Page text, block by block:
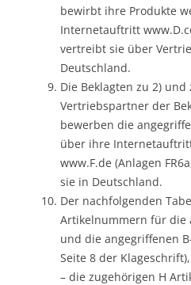
bewirbt ihre Produkte
Internetauftritt
vertreibt sie über
Deutschland.
Die Beklagten zu 2) und
Vertriebspartner der
bewerben die
über ihre
www.F.de (Anlagen
sie in Deutschland.
Der nachfolgenden
Artikelnummern für die
und die angegriffenen
Seite 8 der
– die zugehörigen H